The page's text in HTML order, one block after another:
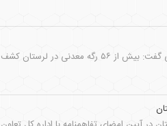
سرمایه‌گذاری است.